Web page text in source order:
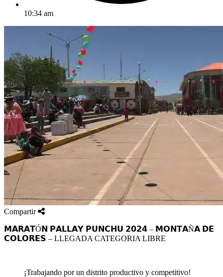
10:34 am
Compartir
𝗠𝗔𝗥𝗔𝗧Ó𝗡 𝗣𝗔𝗟𝗟𝗔𝗬 𝗣𝗨𝗡𝗖𝗛𝗨 𝟮𝟬𝟮𝟰 – 𝗠𝗢𝗡𝗧𝗔Ñ𝗔 𝗗𝗘
𝗖𝗢𝗟𝗢𝗥𝗘𝗦 – LLEGADA CATEGORIA LIBRE
¡Trabajando por un distrito productivo y competitivo!